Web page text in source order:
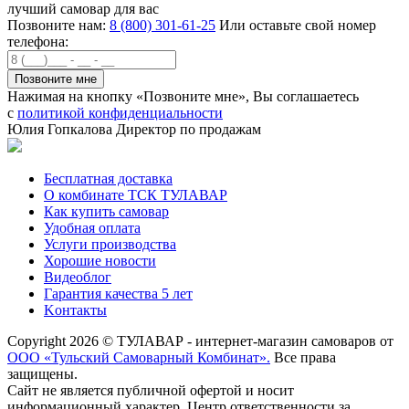
лучший самовар для вас
Позвоните нам: 8 (800) 301-61-25 Или оставьте свой номер
телефона:
Нажимая на кнопку «Позвоните мне», Вы соглашаетесь
с политикой конфиденциальности
Юлия Гопкалова Директор по продажам
Бесплатная доставка
О комбинате ТСК ТУЛАВАР
Как купить самовар
Удобная оплата
Услуги производства
Хорошие новости
Видеоблог
Гарантия качества 5 лет
Kонтакты
Copyright 2026 © ТУЛАВАР - интернет-магазин самоваров от
ООО «Тульский Самоварный Комбинат». Все права
защищены.
Сайт не является публичной офертой и носит